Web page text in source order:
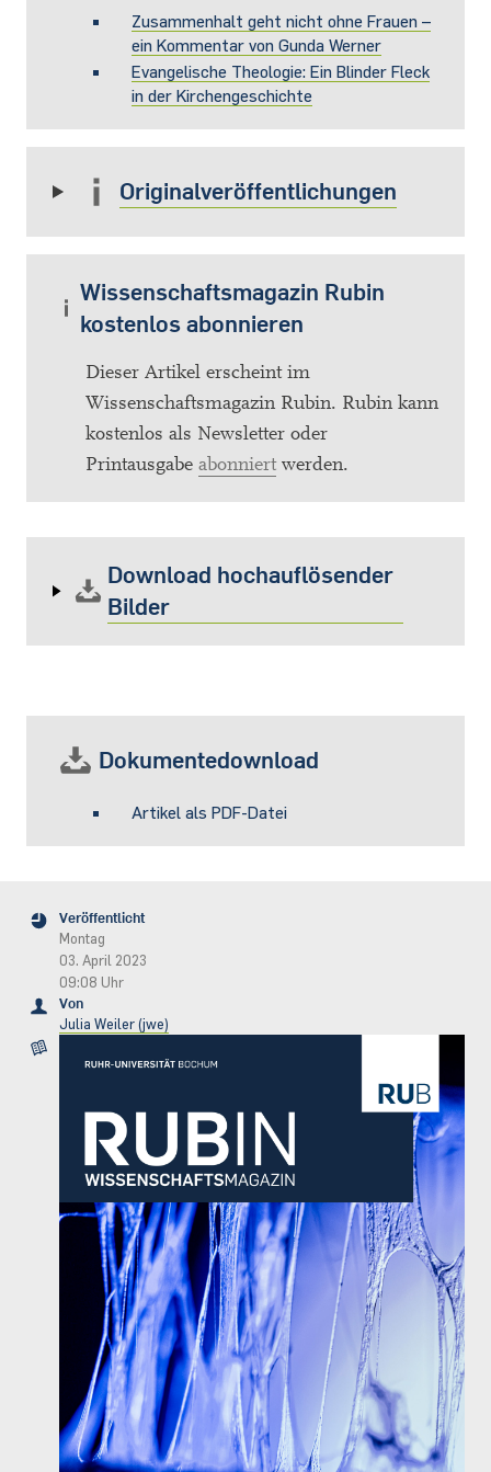
Zusammenhalt geht nicht ohne Frauen –
ein Kommentar von Gunda Werner
Evangelische Theologie: Ein Blinder Fleck
in der Kirchengeschichte
Originalveröffentlichungen
Wissenschaftsmagazin Rubin
kostenlos abonnieren
Dieser Artikel erscheint im
Wissenschaftsmagazin Rubin. Rubin kann
kostenlos als Newsletter oder
Printausgabe abonniertwerden.
Download hochauflösender
Bilder
Dokumentedownload
Artikel als PDF-Datei
Veröffentlicht
Montag
03. April 2023
09:08 Uhr
Von
Julia Weiler (jwe)